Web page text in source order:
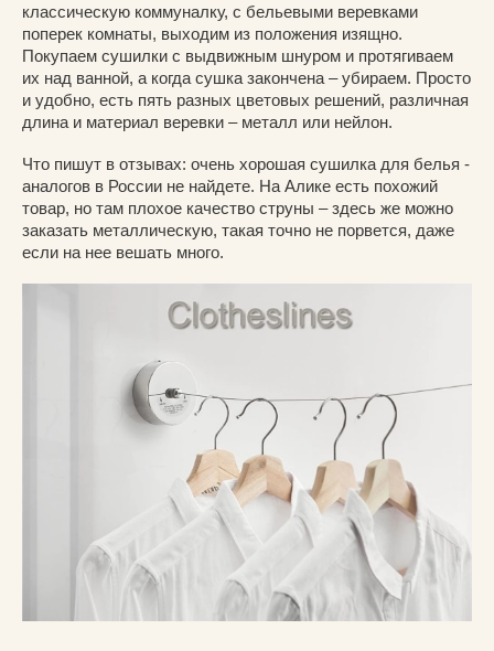
классическую коммуналку, с бельевыми веревками
поперек комнаты, выходим из положения изящно.
Покупаем сушилки с выдвижным шнуром и протягиваем
их над ванной, а когда сушка закончена – убираем. Просто
и удобно, есть пять разных цветовых решений, различная
длина и материал веревки – металл или нейлон.
Что пишут в отзывах: очень хорошая сушилка для белья -
аналогов в России не найдете. На Алике есть похожий
товар, но там плохое качество струны – здесь же можно
заказать металлическую, такая точно не порвется, даже
если на нее вешать много.